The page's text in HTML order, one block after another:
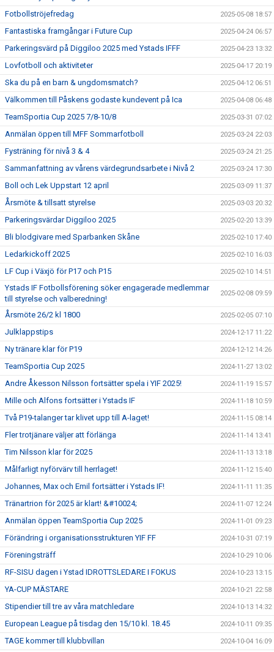
Fotbollströjefredag 2025-05-08 18:57
Fantastiska framgångar i Future Cup 2025-04-24 06:57
Parkeringsvärd på Diggiloo 2025 med Ystads IFFF 2025-04-23 13:32
Lovfotboll och aktiviteter 2025-04-17 20:19
Ska du på en barn & ungdomsmatch? 2025-04-12 06:51
Välkommen till Påskens godaste kundevent på Ica 2025-04-08 06:48
TeamSportia Cup 2025 7/8-10/8 2025-03-31 07:02
Anmälan öppen till MFF Sommarfotboll 2025-03-24 22:03
Fysträning för nivå 3 & 4 2025-03-24 21:25
Sammanfattning av vårens värdegrundsarbete i Nivå 2 2025-03-24 17:30
Boll och Lek Uppstart 12 april 2025-03-09 11:37
Årsmöte & tillsatt styrelse 2025-03-03 20:32
Parkeringsvärdar Diggiloo 2025 2025-02-20 13:39
Bli blodgivare med Sparbanken Skåne 2025-02-10 17:40
Ledarkickoff 2025 2025-02-10 16:03
LF Cup i Växjö för P17 och P15 2025-02-10 14:51
Ystads IF Fotbollsförening söker engagerade medlemmar
till styrelse och valberedning!
2025-02-08 09:59
Årsmöte 26/2 kl 1800 2025-02-05 07:10
Julklappstips 2024-12-17 11:22
Ny tränare klar för P19 2024-12-12 14:26
TeamSportia Cup 2025 2024-11-27 13:02
Andre Åkesson Nilsson fortsätter spela i YIF 2025! 2024-11-19 15:57
Mille och Alfons fortsätter i Ystads IF 2024-11-18 10:59
Två P19-talanger tar klivet upp till A-laget! 2024-11-15 08:14
Fler trotjänare väljer att förlänga 2024-11-14 13:41
Tim Nilsson klar för 2025 2024-11-13 13:18
Målfarligt nyförvärv till herrlaget! 2024-11-12 15:40
Johannes, Max och Emil fortsätter i Ystads IF! 2024-11-11 11:35
Tränartrion för 2025 är klart! &#10024; 2024-11-07 12:24
Anmälan öppen TeamSportia Cup 2025 2024-11-01 09:23
Förändring i organisationsstrukturen YIF FF 2024-10-31 07:19
Föreningsträff 2024-10-29 10:06
RF-SISU dagen i Ystad IDROTTSLEDARE I FOKUS 2024-10-23 13:15
YA-CUP MÄSTARE 2024-10-21 22:58
Stipendier till tre av våra matchledare 2024-10-13 14:32
European League på tisdag den 15/10 kl. 18.45 2024-10-11 09:35
TAGE kommer till klubbvillan 2024-10-04 16:09